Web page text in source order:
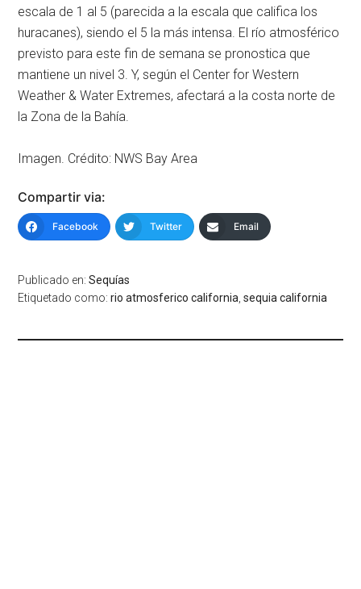
escala de 1 al 5 (parecida a la escala que califica los
huracanes), siendo el 5 la más intensa. El río atmosférico
previsto para este fin de semana se pronostica que
mantiene un nivel 3. Y, según el Center for Western
Weather & Water Extremes, afectará a la costa norte de
la Zona de la Bahía.
Imagen. Crédito: NWS Bay Area
Compartir via:
Facebook Twitter Email
Publicado en:Sequías
Etiquetado como:rio atmosferico california ,sequia california